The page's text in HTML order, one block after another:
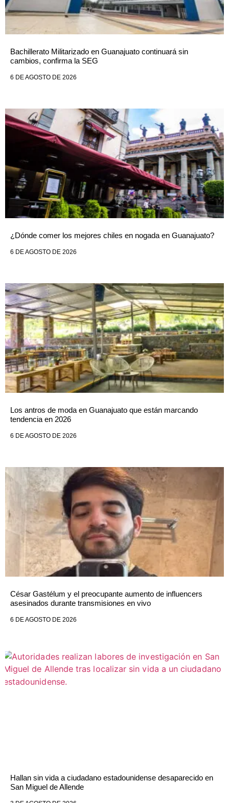
Bachillerato Militarizado en Guanajuato continuará sin
cambios, confirma la SEG
6 DE AGOSTO DE 2026
¿Dónde comer los mejores chiles en nogada en Guanajuato?
6 DE AGOSTO DE 2026
Los antros de moda en Guanajuato que están marcando
tendencia en 2026
6 DE AGOSTO DE 2026
César Gastélum y el preocupante aumento de influencers
asesinados durante transmisiones en vivo
6 DE AGOSTO DE 2026
Hallan sin vida a ciudadano estadounidense desaparecido en
San Miguel de Allende